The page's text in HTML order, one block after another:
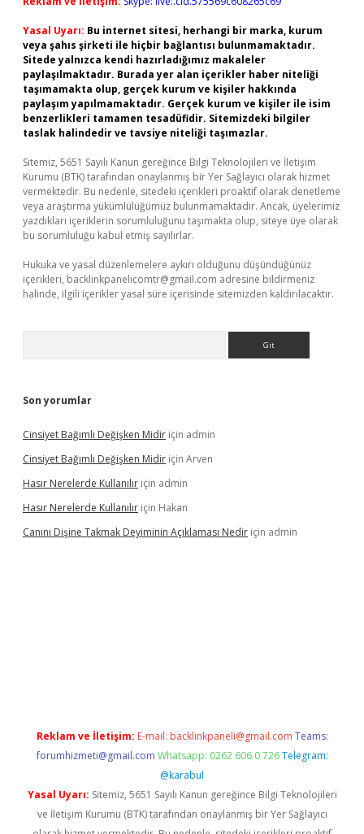
Yasal Uyarı: Bu internet sitesi, herhangi bir marka, kurum
veya şahıs şirketi ile hiçbir bağlantısı bulunmamaktadır.
Sitede yalnızca kendi hazırladığımız makaleler
paylaşılmaktadır. Burada yer alan içerikler haber niteliği
taşımamakta olup, gerçek kurum ve kişiler hakkında
paylaşım yapılmamaktadır. Gerçek kurum ve kişiler ile isim
benzerlikleri tamamen tesadüfidir. Sitemizdeki bilgiler
taslak halindedir ve tavsiye niteliği taşımazlar.
Sitemiz, 5651 Sayılı Kanun gereğince Bilgi Teknolojileri ve İletişim
Kurumu (BTK) tarafından onaylanmış bir Yer Sağlayıcı olarak hizmet
vermektedir. Bu nedenle, sitedeki içerikleri proaktif olarak denetleme
veya araştırma yükümlülüğümüz bulunmamaktadır. Ancak, üyelerimiz
yazdıkları içeriklerin sorumluluğunu taşımakta olup, siteye üye olarak
bu sorumluluğu kabul etmiş sayılırlar.
Hukuka ve yasal düzenlemelere aykırı olduğunu düşündüğünüz
içerikleri, backlinkpanelicomtr@gmail.com adresine bildirmeniz
halinde, ilgili içerikler yasal süre içerisinde sitemizden kaldırılacaktır.
Son yorumlar
Cinsiyet Bağımlı Değişken Midir için admin
Cinsiyet Bağımlı Değişken Midir için Arven
Hasır Nerelerde Kullanılır için admin
Hasır Nerelerde Kullanılır için Hakan
Canını Dişine Takmak Deyiminin Açıklaması Nedir için admin
Reklam ve İletişim: E-mail: backlinkpaneli@gmail.com Teams:
forumhizmeti@gmail.com Whatsapp: 0262 606 0 726 Telegram:
@karabul
Yasal Uyarı: Sitemiz, 5651 Sayılı Kanun gereğince Bilgi Teknolojileri
ve İletişim Kurumu (BTK) tarafından onaylanmış bir Yer Sağlayıcı